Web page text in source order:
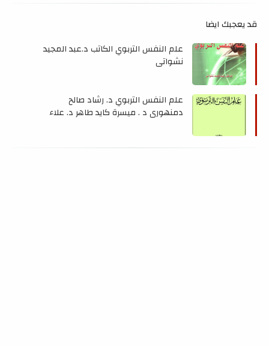
قد يعجبك ايضا
علم النفس التربوي الكاتب د.عبد المجيد
نشواتي
علم النفس التربوي د. رشاد صالح
دمنهوري د . ميسرة كايد طاهر د. علاء